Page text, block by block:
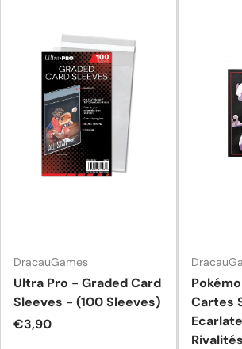
DracauGames
Ultra Pro - Graded Card
Sleeves - (100 Sleeves)
Prix habituel
€3,90
Cartes